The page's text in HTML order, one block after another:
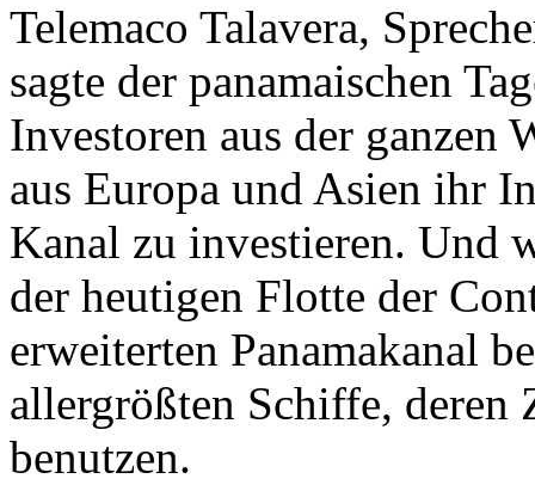
Telemaco Talavera,
sagte der panamaischen
Investoren aus der ganzen
aus Europa und Asien ihr
Kanal zu investieren. Und
der heutigen Flotte der
erweiterten Panamakanal
allergrößten Schiffe, deren
benutzen.